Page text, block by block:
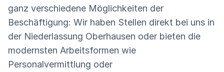
ganz verschiedene Möglichkeiten der
Beschäftigung: Wir haben Stellen direkt bei uns in
der Niederlassung Oberhausen oder bieten die
modernsten Arbeitsformen wie
Personalvermittlung oder